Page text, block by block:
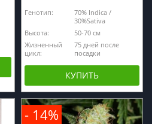
Генотип:
70% Indica /
30%Sativa
Высота:
50-70 см
Жизненный
цикл:
75 дней после
посадки
КУПИТЬ
- 14%